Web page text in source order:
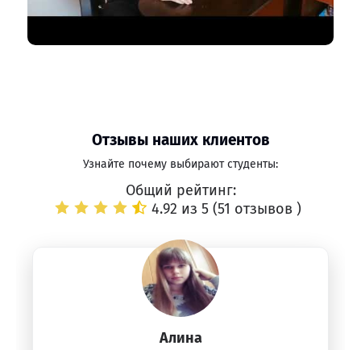
Отзывы наших клиентов
Узнайте почему выбирают студенты:
Общий рейтинг:
4.92 из 5 (51 отзывов )
Алина